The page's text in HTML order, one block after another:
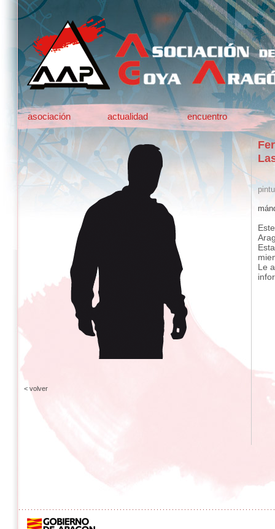
asociación actualidad encuentro
< volver
Le